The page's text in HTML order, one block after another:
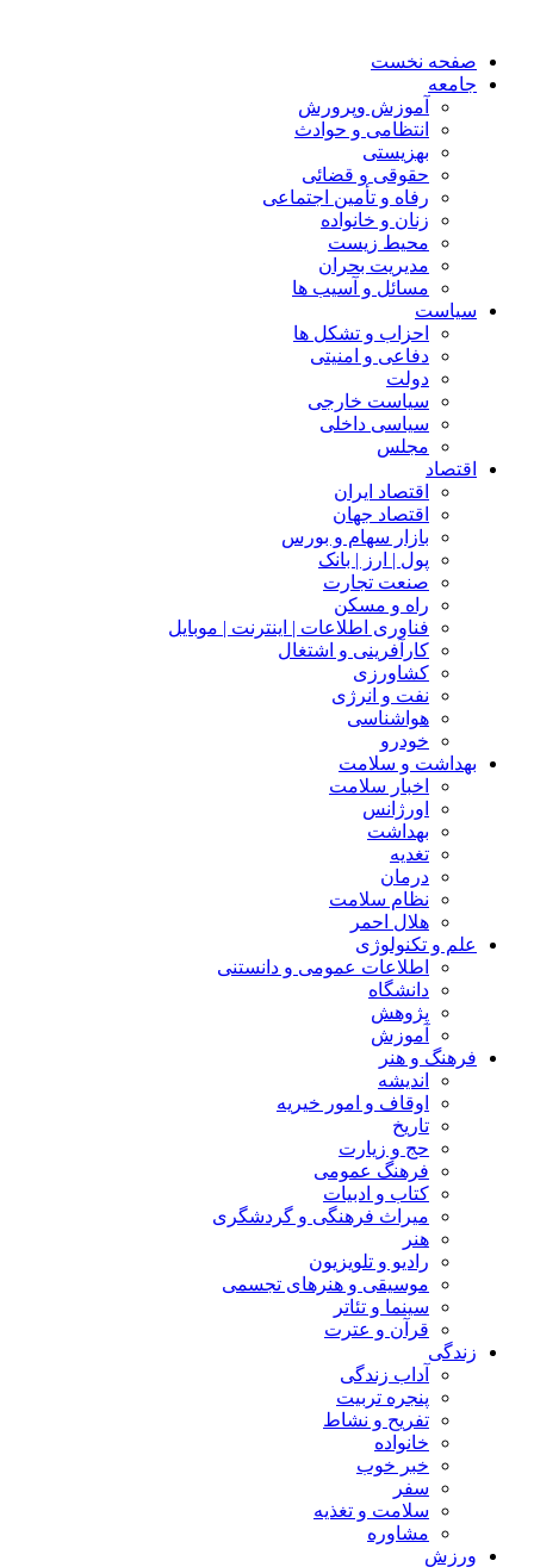
صفحه نخست
جامعه
آموزش وپرورش
انتظامی و حوادث
بهزیستی
حقوقی و قضائی
رفاه و تأمین اجتماعی
زنان و خانواده
محیط زیست
مدیریت بحران
مسائل و آسیب ها
سیاست
احزاب و تشکل ها
دفاعی و امنیتی
دولت
سیاست خارجی
سیاسی داخلی
مجلس
اقتصاد
اقتصاد ایران
اقتصاد جهان
بازار سهام و بورس
پول | ارز | بانک
صنعت تجارت
راه و مسکن
فناوری اطلاعات | اینترنت | موبایل
کارآفرینی و اشتغال
کشاورزی
نفت و انرژی
هواشناسی
خودرو
بهداشت و سلامت
اخبار سلامت
اورژانس
بهداشت
تغدیه
درمان
نظام سلامت
هلال احمر
علم و تکنولوژی
اطلاعات عمومی و دانستنی
دانشگاه
پژوهش
آموزش
فرهنگ و هنر
اندیشه
اوقاف و امور خیریه
تاریخ
حج و زیارت
فرهنگ عمومی
کتاب و ادبیات
میراث فرهنگی و گردشگری
هنر
رادیو و تلویزیون
موسیقی و هنرهای تجسمی
سینما و تئاتر
قرآن و عترت
زندگی
آداب زندگی
پنجره تربیت
تفریح و نشاط
خانواده
خبر خوب
سفر
سلامت و تغذیه
مشاوره
ورزش